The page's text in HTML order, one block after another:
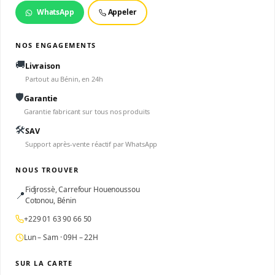
WhatsApp Appeler
NOS ENGAGEMENTS
🚚Livraison
Partout au Bénin, en 24h
🛡️Garantie
Garantie fabricant sur tous nos produits
🛠️SAV
Support après-vente réactif par WhatsApp
NOUS TROUVER
📍Fidjrossè, Carrefour Houenoussou
Cotonou, Bénin
+229 01 63 90 66 50
Lun – Sam · 09H – 22H
SUR LA CARTE